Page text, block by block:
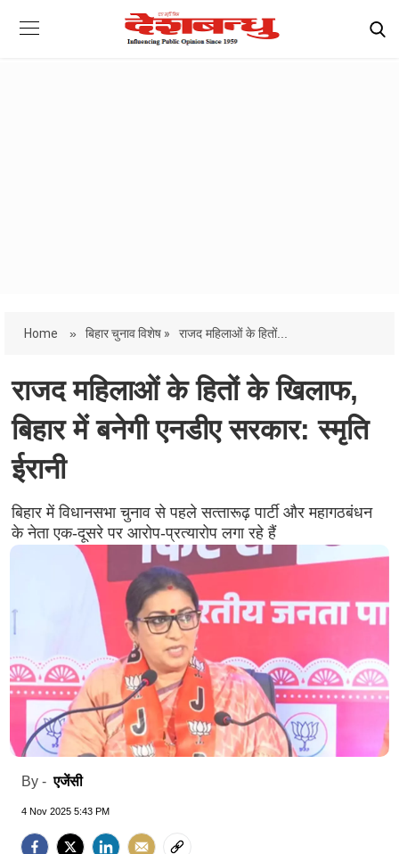
Home » बिहार चुनाव विशेष » राजद महिलाओं के हितों...
राजद महिलाओं के हितों के खिलाफ,
बिहार में बनेगी एनडीए सरकार: स्मृति
ईरानी
बिहार में विधानसभा चुनाव से पहले सत्‍तारूढ़ पार्टी और महागठबंधन
के नेता एक-दूसरे पर आरोप-प्रत्‍यारोप लगा रहे हैं
By -एजेंसी
4 Nov 2025 5:43 PM